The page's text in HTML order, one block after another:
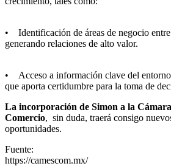
• Identificación de áreas de negocio
generando relaciones de alto valor.
• Acceso a información clave del
que aporta certidumbre para la toma de
La incorporación de Simon a la
Comercio, sin duda, traerá consigo
oportunidades.
Fuente:
https://camescom.mx/